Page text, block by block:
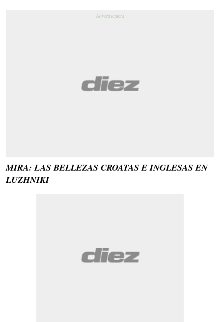
MIRA: LAS BELLEZAS CROATAS E INGLESAS EN
LUZHNIKI